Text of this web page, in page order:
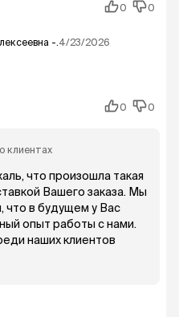
0 0
-. 4/23/2026
0 0
клиентах
что произошла такая
Вашего заказа. Мы
что в будущем у Вас
опыт работы с нами.
наших клиентов